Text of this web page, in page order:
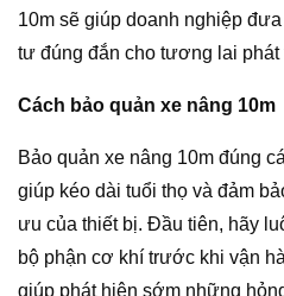
10m sẽ giúp doanh nghiệp
tư đúng đắn cho tương lai phát
Cách bảo quản xe nâng 10m
Bảo quản xe nâng 10m đúng
giúp kéo dài tuổi thọ và đảm
ưu của thiết bị. Đầu tiên, hãy
bộ phận cơ khí trước khi vận
giúp phát hiện sớm những